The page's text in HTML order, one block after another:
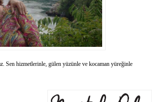
Sen hizmetlerinle, gülen yüzünle ve kocaman yüreğinle